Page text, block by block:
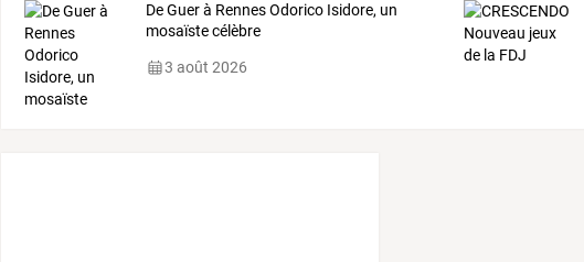
De Guer à Rennes Odorico Isidore, un
mosaïste célèbre
3 août 2026